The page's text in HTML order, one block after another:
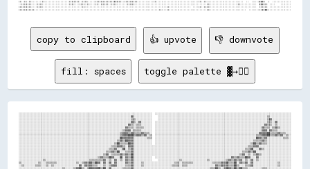
copy to clipboard 👍 upvote 👎 downvote
fill: spaces toggle palette ▓→✊🏽